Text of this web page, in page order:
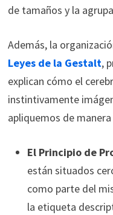
de tamaños y la
Además, la
Leyes de la Gestalt,
explican cómo el
instintivamente
apliquemos de
El Principio de
están situados
como parte del
la etiqueta